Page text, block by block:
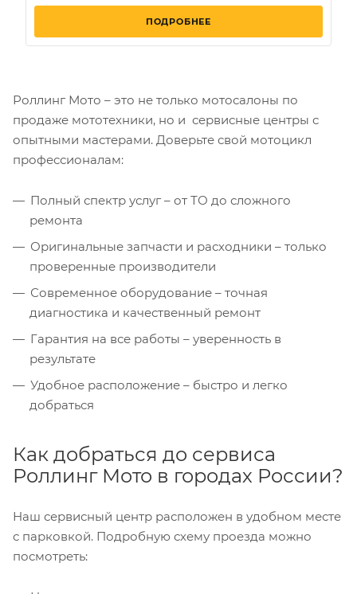
ПОДРОБНЕЕ
Роллинг Мото – это не только мотосалоны по
продаже мототехники, но и сервисные центры с
опытными мастерами. Доверьте свой мотоцикл
профессионалам:
Полный спектр услуг – от ТО до сложного
ремонта
Оригинальные запчасти и расходники – только
проверенные производители
Современное оборудование – точная
диагностика и качественный ремонт
Гарантия на все работы – уверенность в
результате
Удобное расположение – быстро и легко
добраться
Как добраться до сервиса
Роллинг Мото в городах России?
Наш сервисный центр расположен в удобном месте
с парковкой. Подробную схему проезда можно
посмотреть: